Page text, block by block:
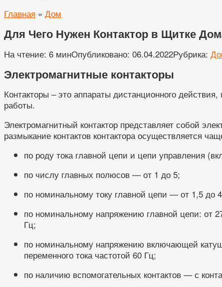
Главная » Дом
Для Чего Нужен Контактор в Щитке
На чтение: 6 минОпубликовано: 06.04.2022Рубрика:
Электромагнитные контакторы
Контакторы – это аппараты дистанционного
работы.
Электромагнитный контактор представляет собой
размыкание контактов контактора осуществляется
по роду тока главной цепи и цепи управления
по числу главных полюсов — от 1 до 5;
по номинальному току главной цепи — от 1,5 до
по номинальному напряжению главной цепи: от
Гц;
по номинальному напряжению включающей
переменного тока частотой 60 Гц;
по наличию вспомогательных контактов — с